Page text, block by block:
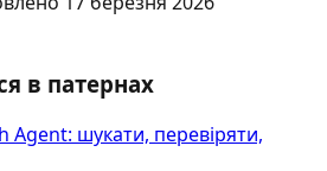
в патернах
Agent: шукати, перевіряти,